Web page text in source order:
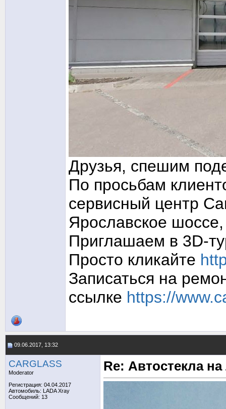
Друзья, спешим
По просьбам
сервисный центр
Ярославское
Приглашаем в 3D-
Просто кликайте
Записаться на
ссылке https://
09.06.2017, 13:32
CARGLASS
Moderator
Регистрация: 04.04.2017
Автомобиль: LADA Xray
Сообщений: 13
Re: Автостекла